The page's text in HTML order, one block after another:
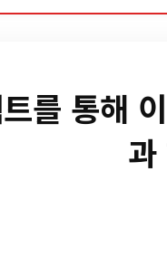
를 통해
과